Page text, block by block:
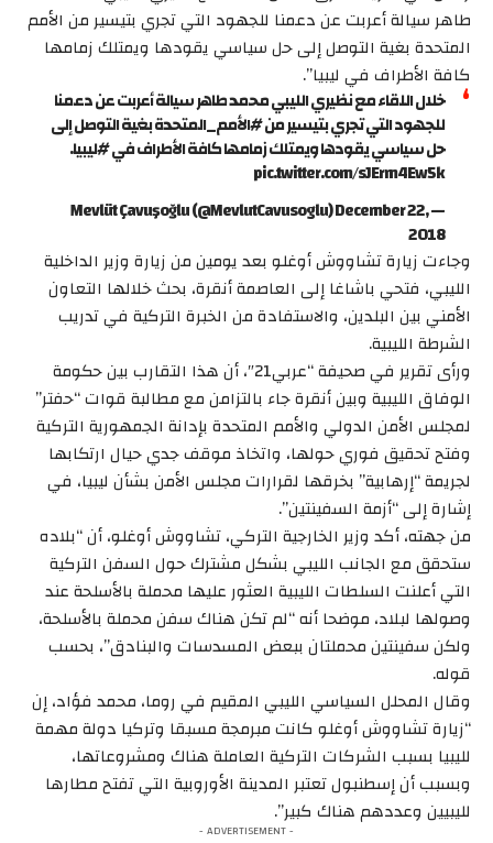
طاهر سيالة أعربت عن دعمنا للجهود التي تجري بتيسير من الأمم
المتحدة بغية التوصل إلى حل سياسي يقودها ويمتلك زمامها
كافة الأطراف في ليبيا”.
خلال اللقاء مع نظيري الليبي محمد طاهر سيالة أعربت عن دعمنا
للجهود التي تجري بتيسير من #الأمم_المتحدة بغية التوصل إلى
حل سياسي يقودها ويمتلك زمامها كافة الأطراف في #ليبيا.
pic.twitter.com/sJErm4Ew5k
— Mevlüt Çavuşoğlu (@MevlutCavusoglu) December 22,
2018
وجاءت زيارة تشاووش أوغلو بعد يومين من زيارة وزير الداخلية
الليبي، فتحي باشاغا إلى العاصمة أنقرة، بحث خلالها التعاون
الأمني بين البلدين، والاستفادة من الخبرة التركية في تدريب
الشرطة الليبية.
ورأى تقرير في صحيفة “عربي21″، أن هذا التقارب بين حكومة
الوفاق الليبية وبين أنقرة جاء بالتزامن مع مطالبة قوات “حفتر”
لمجلس الأمن الدولي والأمم المتحدة بإدانة الجمهورية التركية
وفتح تحقيق فوري حولها، واتخاذ موقف جدي حيال ارتكابها
لجريمة “إرهابية” بخرقها لقرارات مجلس الأمن بشأن ليبيا، في
إشارة إلى “أزمة السفينتين”.
من جهته، أكد وزير الخارجية التركي، تشاووش أوغلو، أن “بلاده
ستحقق مع الجانب الليبي بشكل مشترك حول السفن التركية
التي أعلنت السلطات الليبية العثور عليها محملة بالأسلحة عند
وصولها لبلاد، موضحا أنه “لم تكن هناك سفن محملة بالأسلحة،
ولكن سفينتين محملتان ببعض المسدسات والبنادق”، بحسب
قوله.
وقال المحلل السياسي الليبي المقيم في روما، محمد فؤاد، إن
“زيارة تشاووش أوغلو كانت مبرمجة مسبقا وتركيا دولة مهمة
لليبيا بسبب الشركات التركية العاملة هناك ومشروعاتها،
وبسبب أن إسطنبول تعتبر المدينة الأوروبية التي تفتح مطارها
لليبيين وعددهم هناك كبير”.
- ADVERTISEMENT -